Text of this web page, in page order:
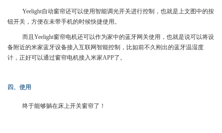
Yeelight自动窗帘还可以使用智能调光开关进行控制，也就是上文图中的按
钮开关，方便在未带手机的时候快捷使用。
而且Yeelight窗帘电机还可以作为家中的蓝牙网关使用，也就是说可以将设
备附近的米家蓝牙设备接入互联网智能控制，比如前不久刚出的蓝牙温湿度
计，正好可以通过窗帘电机接入米家APP了。
四、使用
终于能够躺在床上开关窗帘了！